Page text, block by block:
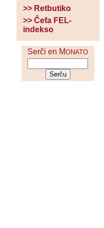
>> Retbutiko
>> Ĉefa FEL-
indekso
Serĉi en MONATO